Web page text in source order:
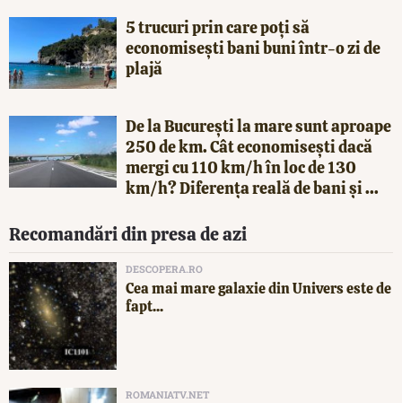
5 trucuri prin care poți să
economisești bani buni într-o zi de
plajă
De la București la mare sunt aproape
250 de km. Cât economisești dacă
mergi cu 110 km/h în loc de 130
km/h? Diferența reală de bani și ...
Recomandări din presa de azi
DESCOPERA.RO
Cea mai mare galaxie din Univers este de
fapt...
ROMANIATV.NET